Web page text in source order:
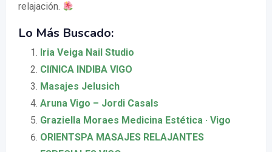
relajación.
Lo Más Buscado:
Iria Veiga Nail Studio
ClíNICA INDIBA VIGO
Masajes Jelusich
Aruna Vigo – Jordi Casals
Graziella Moraes Medicina Estética · Vigo
ORIENTSPA MASAJES RELAJANTES